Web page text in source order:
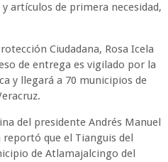
artículos de primera necesidad,
Ciudadana, Rosa Icela
de entrega es vigilado por la
y llegará a 70 municipios de
del presidente Andrés Manuel
que el Tianguis del
de Atlamajalcingo del